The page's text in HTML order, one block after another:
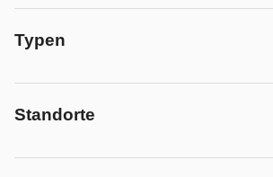
Typen
Standorte